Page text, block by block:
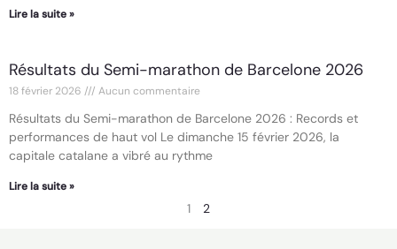
Lire la suite »
Résultats du Semi-marathon de Barcelone 2026
18 février 2026 Aucun commentaire
Résultats du Semi-marathon de Barcelone 2026 : Records et
performances de haut vol Le dimanche 15 février 2026, la
capitale catalane a vibré au rythme
Lire la suite »
1 2